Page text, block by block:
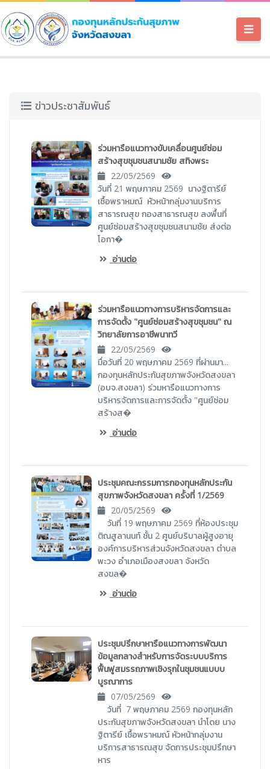
ข่าวประชาสัมพันธ์
ร่วมหารือแนวทางขับเคลื่อนศูนย์ซ่อม
สร้างสุขชุมชนสนามชัย สทิงพระ
22/05/2569
วันที่ 21 พฤษภาคม 2569 นางฐิตารีย์
เชื้อพราหมณ์ หัวหน้ากลุ่มงานบริการ
สาธารณสุข กองสาธารณสุข ลงพื้นที่
ศูนย์ซ่อมสร้างสุขชุมชนสนามชัย ส่งต่อ
โอกา�
อ่านต่อ
ร่วมหารือแนวทางการบริหารจัดการและ
การจัดตั้ง "ศูนย์ซ่อมสร้างสุขชุมชน" ณ
วิทยาลัยการอาชีพนาทวี
22/05/2569
มื่อวันที่ 20 พฤษภาคม 2569 ที่ผ่านมา...
กองทุนหลักประกันสุขภาพจังหวัดสงขลา
(อบจ.สงขลา) ร่วมหารือแนวทางการ
บริหารจัดการและการจัดตั้ง "ศูนย์ซ่อม
สร้างส�
อ่านต่อ
ประชุมคณะกรรมการกองทุนหลักประกัน
สุขภาพจังหวัดสงขลา ครั้งที่ 1/2569
20/05/2569
วันที่ 19 พฤษภาคม 2569 ที่ห้องประชุม
ติณสูลานนท์ ชั้น 2 ศูนย์บริบาลผู้สูงอายุ
องค์การบริหารส่วนจังหวัดสงขลา ตำบล
พะวง อำเภอเมืองสงขลา จังหวัด
สงขล�
อ่านต่อ
ประชุมปรึกษาหารือแนวทางการพัฒนา
ข้อมูลกลางสำหรับการจัดระบบบริการ
ฟื้นฟูสมรรถภาพเชิงรุกในชุมชนแบบบ
บูรณาการ
07/05/2569
วันที่ 7 พฤษภาคม 2569 กองทุนหลัก
ประกันสุขภาพจังหวัดสงขลา นำโดย นาง
ฐิตารีย์ เชื้อพราหมณ์ หัวหน้ากลุ่มงาน
บริการสาธารณสุข จัดการประชุมปรึกษา
หาร